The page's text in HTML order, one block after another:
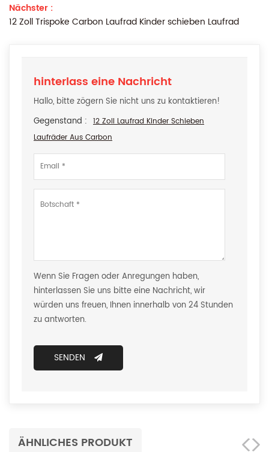
Nächster :
12 Zoll Trispoke Carbon Laufrad Kinder schieben Laufrad
hinterlass eine Nachricht
Hallo, bitte zögern Sie nicht uns zu kontaktieren!
Gegenstand : 12 Zoll Laufrad Kinder Schieben
Laufräder Aus Carbon
Wenn Sie Fragen oder Anregungen haben,
hinterlassen Sie uns bitte eine Nachricht, wir
würden uns freuen, Ihnen innerhalb von 24 Stunden
zu antworten.
SENDEN
ÄHNLICHES PRODUKT